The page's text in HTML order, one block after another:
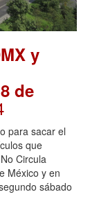
y
de
para sacar el
que
Circula
México y en
sábado